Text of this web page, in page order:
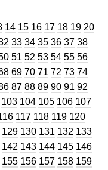
Trang
14 Trang
15 Trang
16 Trang
17 Trang
18 Trang
19 Trang
20
Trang
33 Trang
34 Trang
35 Trang
36 Trang
37 Trang
38
Trang
51 Trang
52 Trang
53 Trang
54 Trang
55 Trang
56
Trang
69 Trang
70 Trang
71 Trang
72 Trang
73 Trang
74
Trang
87 Trang
88 Trang
89 Trang
90 Trang
91 Trang
92
Trang
103 Trang
104 Trang
105 Trang
106 Trang
107
Trang
117 Trang
118 Trang
119 Trang
120
Trang
129 Trang
130 Trang
131 Trang
132 Trang
133
Trang
142 Trang
143 Trang
144 Trang
145 Trang
146
Trang
155 Trang
156 Trang
157 Trang
158 Trang
159